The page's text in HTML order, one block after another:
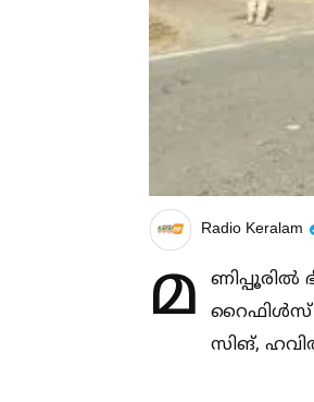
Radio Keralam
മ
റൈഫിള്‍സ്
സിങ്,